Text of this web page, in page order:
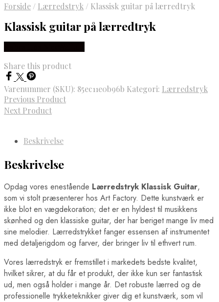
Forside / Lærredstryk / Klassisk guitar på lærredtryk
Klassisk guitar på lærredtryk
Share this product
Varenummer (SKU): 85ec11e0b96b Kategori: Lærredstryk
Previous Product
Next Product
Beskrivelse
Beskrivelse
Opdag vores enestående Lærredstryk Klassisk Guitar,
som vi stolt præsenterer hos Art Factory. Dette kunstværk er
ikke blot en vægdekoration; det er en hyldest til musikkens
skønhed og den klassiske guitar, der har beriget mange liv med
sine melodier. Lærredstrykket fanger essensen af instrumentet
med detaljerigdom og farver, der bringer liv til ethvert rum.
Vores lærredstryk er fremstillet i markedets bedste kvalitet,
hvilket sikrer, at du får et produkt, der ikke kun ser fantastisk
ud, men også holder i mange år. Det robuste lærred og de
professionelle trykketeknikker giver dig et kunstværk, som vil